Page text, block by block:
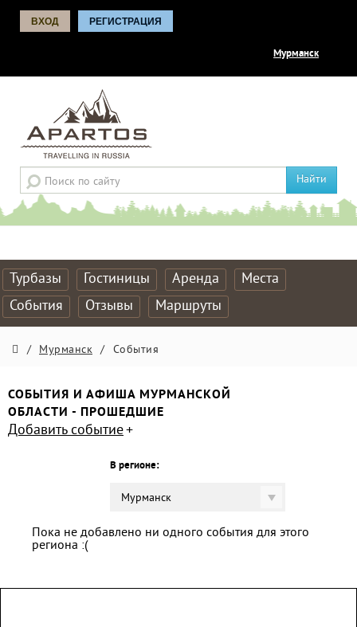
ВХОД РЕГИСТРАЦИЯ
Мурманск
Найти
Турбазы Гостиницы Аренда
Места
События
Отзывы Маршруты
/ Мурманск / События
СОБЫТИЯ И АФИША МУРМАНСКОЙ
ОБЛАСТИ - ПРОШЕДШИЕ
Добавить событие
В регионе:
Мурманск
Пока не добавлено ни одного события для этого
региона :(